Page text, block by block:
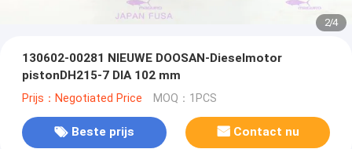
2/4
130602-00281 NIEUWE DOOSAN-Dieselmotor
pistonDH215-7 DIA 102 mm
Prijs：Negotiated Price MOQ：1PCS
Beste prijs Contact nu